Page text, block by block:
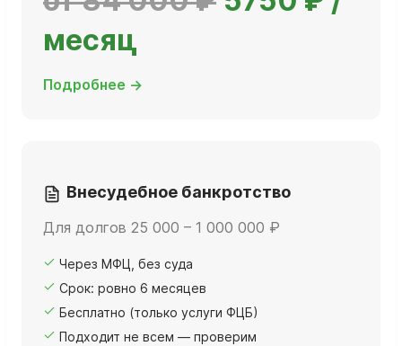
месяц
Подробнее →
Внесудебное банкротство
Для долгов 25 000 – 1 000 000 ₽
Через МФЦ, без суда
Срок: ровно 6 месяцев
Бесплатно (только услуги ФЦБ)
Подходит не всем — проверим